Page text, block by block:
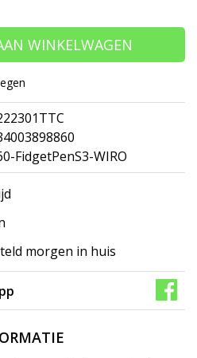
WINKELWAGEN
FidgetPenS3-WIRO
morgen in huis